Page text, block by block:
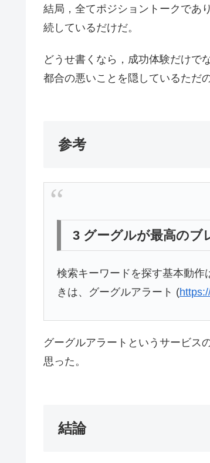
結局，全てポジショントークであ
続しているだけだ。
どうせ書くなら，成功体験だけで
都合の悪いことを隠しているただ
参考
3 グーグルが最高のブ
検索キーワードを探す基本動作
きは、グーグルアラート (
グーグルアラートというサービス
思った。
結論